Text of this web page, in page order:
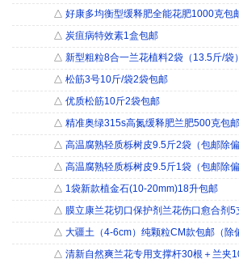
△ 好康多均衡型缓释肥全能花肥1000克包
△ 炭疽病特效素1盒包邮
△ 新型粗粒8合一兰花植料2袋（13.5斤/袋
△ 松筋3号10斤/袋2袋包邮
△ 优质松筋10斤2袋包邮
△ 精准奥绿315s高氮缓释肥兰肥500克包邮
△ 高温腐熟轻质栎树皮9.5斤2袋（包邮除偏
△ 高温腐熟轻质栎树皮9.5斤1袋（包邮除偏
△ 1袋新款植金石(10-20mm)18升包邮
△ 膜立康兰花切口保护剂兰花伤口愈合剂5
△ 大疆土（4-6cm）纯颗粒CM款包邮（除
△ 清新自然爽兰花专用支撑杆30根＋兰夹